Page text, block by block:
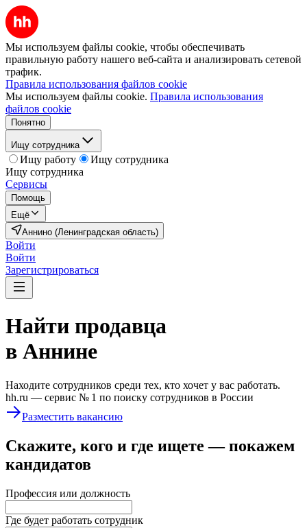
Мы используем файлы cookie, чтобы обеспечивать
правильную работу нашего веб-сайта и анализировать сетевой
трафик.
Правила использования файлов cookie
Мы используем файлы cookie. Правила использования
файлов cookie
Понятно
Ищу сотрудника
Ищу работу
Ищу сотрудника
Ищу сотрудника
Сервисы
Помощь
Ещё
Аннино (Ленинградская область)
Войти
Войти
Зарегистрироваться
Найти продавца
в Аннине
Находите сотрудников среди тех, кто хочет у вас работать.
hh.ru — сервис № 1 по поиску сотрудников в России
Разместить вакансию
Скажите, кого и где ищете — покажем
кандидатов
Профессия или должность
Где будет работать сотрудник